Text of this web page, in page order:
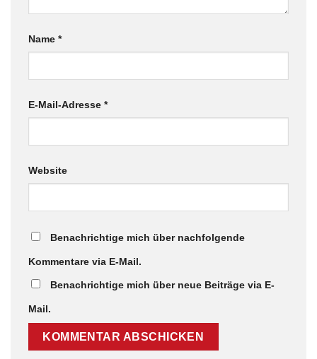
Name *
E-Mail-Adresse *
Website
Benachrichtige mich über nachfolgende
Kommentare via E-Mail.
Benachrichtige mich über neue Beiträge via E-
Mail.